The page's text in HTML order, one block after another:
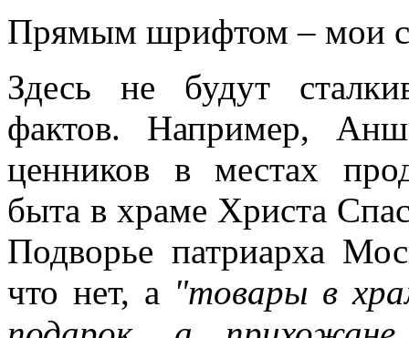
состояние,
[отличающемуся от
у растений, и у бактерий.
вторая сигнальная
всюду применял как чисто
противопоставляя
подсознательное часто
то обеспечивает любое
Прямым шрифтом – мои
Здесь не будут
фактов. Например,
ценников в местах
быта в храме Христа
Подворье патриарха
что нет, а "товары в